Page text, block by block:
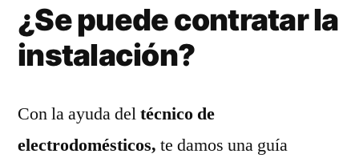
¿Se puede contratar la
instalación?
Con la ayuda deltécnico de
electrodomésticos, te damos una guía